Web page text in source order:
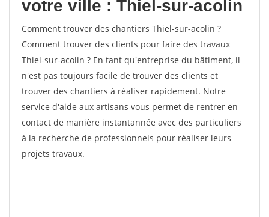
votre ville : Thiel-sur-acolin
Comment trouver des chantiers Thiel-sur-acolin ?
Comment trouver des clients pour faire des travaux
Thiel-sur-acolin ? En tant qu'entreprise du bâtiment, il
n'est pas toujours facile de trouver des clients et
trouver des chantiers à réaliser rapidement. Notre
service d'aide aux artisans vous permet de rentrer en
contact de manière instantannée avec des particuliers
à la recherche de professionnels pour réaliser leurs
projets travaux.